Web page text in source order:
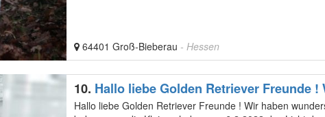
64401 Groß-Bieberau - Hessen
10. Hallo liebe Golden Retriever Freunde !
Hallo liebe Golden Retriever Freunde ! Wir haben wunderschöne Golden Babys (mit Ahnentafel)